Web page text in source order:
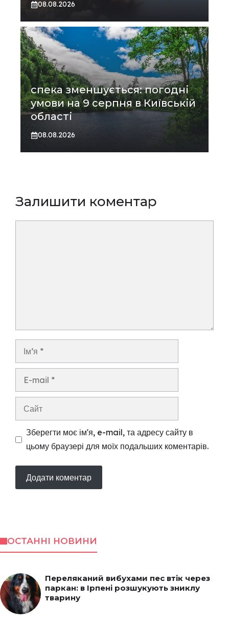
08.08.2026
спека зменшується: погодні
умови на 9 серпня в Київській
області
08.08.2026
Залишити коментар
Ім’я
Сайт
Зберегти моє ім'я, e-mail, та адресу сайту в
цьому браузері для моїх подальших коментарів.
ОСТАННІ НОВИНИ
Переляканий вибухами пес втік через
паркан: в Ірпені розшукують зниклу
тварину